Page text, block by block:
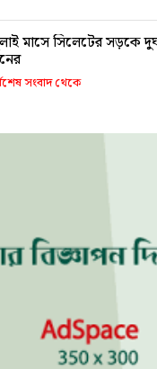
মাসে সিলেটের সড়কে
সংবাদ থেকে